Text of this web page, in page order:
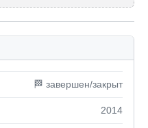
🏁 завершен/закрыт
2014